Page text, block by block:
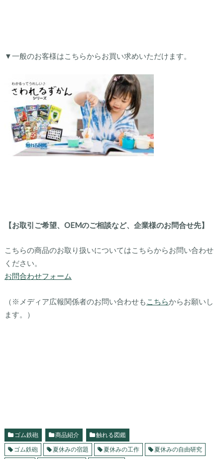
▼一般のお客様はこちらからお買い求めいただけます。
【お取引ご希望、OEMのご相談など、企業様のお問合せ先】
こちらの商品のお取り扱いについてはこちらからお問い合わせ
ください。
お問合わせフォーム
（※メディア広報関係者のお問い合わせも こちらからお願いし
ます。）
ゴム鉄砲 商品紹介
触れる図鑑
ゴム鉄砲
夏休みの宿題 夏休みの工作
夏休みの自由研究